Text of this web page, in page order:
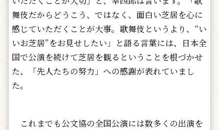
舞伎だからどうこう、ではなく、面白い芝居を心に
感じていただくことが大事。歌舞伎というより、“い
いお芝居”をお見せしたい」と語る言葉には、日本全
国で公演を続けて芝居を観るということを根づかせ
た、「先人たちの努力」への感謝が表れていまし
た。
これまでも公文協の全国公演には数多くの出演を